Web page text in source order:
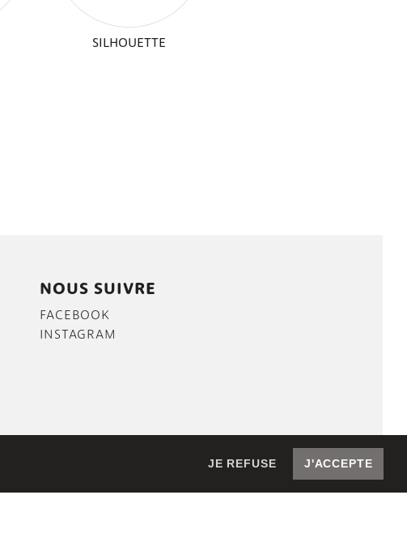
JE REFUSE J'ACCEPTE
SILHOUETTE
NOUS SUIVRE
FACEBOOK
INSTAGRAM